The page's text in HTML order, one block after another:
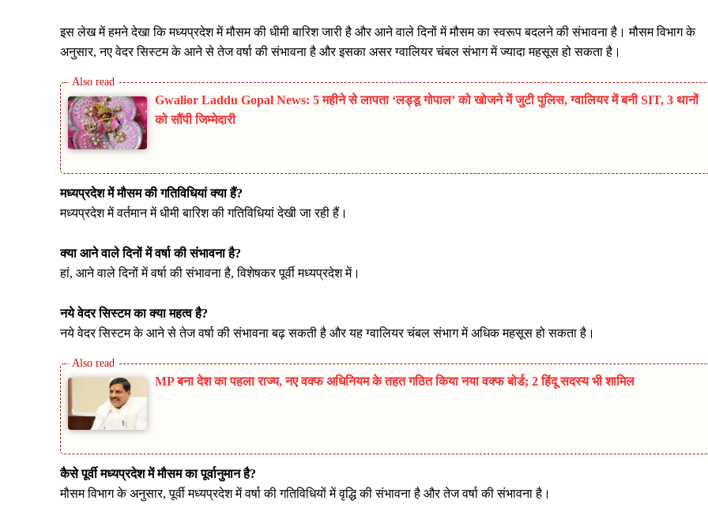
इस लेख में हमने देखा कि मध्यप्रदेश में मौसम की धीमी बारिश जारी है और आने वाले दिनों में मौसम का स्वरूप बदलने की संभावना है। मौसम विभाग के
अनुसार, नए वेदर सिस्टम के आने से तेज वर्षा की संभावना है और इसका असर ग्वालियर चंबल संभाग में ज्यादा महसूस हो सकता है।
Gwalior Laddu Gopal News: 5 महीने से लापता ‘लड्डू गोपाल’ को खोजने में जुटी पुलिस, ग्वालियर में बनी SIT, 3 थानों
को सौंपी जिम्मेदारी
मध्यप्रदेश में मौसम की गतिविधियां क्या हैं?
मध्यप्रदेश में वर्तमान में धीमी बारिश की गतिविधियां देखी जा रही हैं।
क्या आने वाले दिनों में वर्षा की संभावना है?
हां, आने वाले दिनों में वर्षा की संभावना है, विशेषकर पूर्वी मध्यप्रदेश में।
नये वेदर सिस्टम का क्या महत्व है?
नये वेदर सिस्टम के आने से तेज वर्षा की संभावना बढ़ सकती है और यह ग्वालियर चंबल संभाग में अधिक महसूस हो सकता है।
MP बना देश का पहला राज्य, नए वक्फ अधिनियम के तहत गठित किया नया वक्फ बोर्ड; 2 हिंदू सदस्य भी शामिल
कैसे पूर्वी मध्यप्रदेश में मौसम का पूर्वानुमान है?
मौसम विभाग के अनुसार, पूर्वी मध्यप्रदेश में वर्षा की गतिविधियों में वृद्धि की संभावना है और तेज वर्षा की संभावना है।